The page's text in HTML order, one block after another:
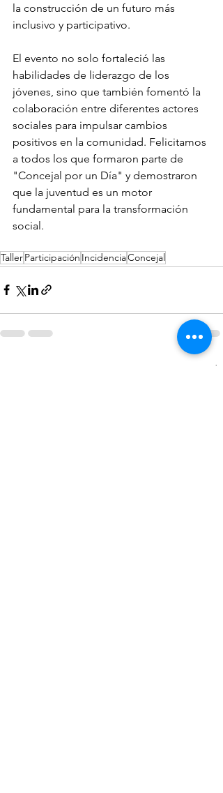
la construcción de un futuro más
inclusivo y participativo.
El evento no solo fortaleció las
habilidades de liderazgo de los
jóvenes, sino que también fomentó la
colaboración entre diferentes actores
sociales para impulsar cambios
positivos en la comunidad. Felicitamos
a todos los que formaron parte de
"Concejal por un Día" y demostraron
que la juventud es un motor
fundamental para la transformación
social.
TallerParticipación IncidenciaConcejal
Ver todo